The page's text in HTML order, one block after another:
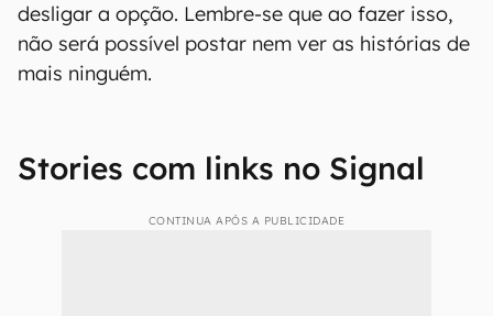
desligar a opção. Lembre-se que ao fazer isso,
não será possível postar nem ver as histórias de
mais ninguém.
Stories com links no Signal
CONTINUA APÓS A PUBLICIDADE